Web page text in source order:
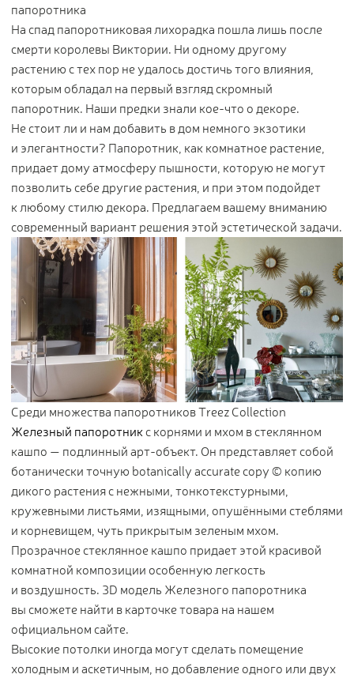
папоротника
На спад папоротниковая лихорадка пошла лишь после
смерти королевы Виктории. Ни одному другому
растению с тех пор не удалось достичь того влияния,
которым обладал на первый взгляд скромный
папоротник. Наши предки знали кое-что о декоре.
Не стоит ли и нам добавить в дом немного экзотики
и элегантности? Папоротник, как комнатное растение,
придает дому атмосферу пышности, которую не могут
позволить себе другие растения, и при этом подойдет
к любому стилю декора. Предлагаем вашему вниманию
современный вариант решения этой эстетической задачи.
Среди множества папоротников Treez Collection
Железный папоротникс корнями и мхом в стеклянном
кашпо — подлинный арт-объект. Он представляет собой
ботанически точную botanically accurate copy © копию
дикого растения с нежными, тонкотекстурными,
кружевными листьями, изящными, опушёнными стеблями
и корневищем, чуть прикрытым зеленым мхом.
Прозрачное стеклянное кашпо придает этой красивой
комнатной композиции особенную легкость
и воздушность. 3D модель Железного папоротника
вы сможете найти в карточке товара на нашем
официальном сайте.
Высокие потолки иногда могут сделать помещение
холодным и аскетичным, но добавление одного или двух